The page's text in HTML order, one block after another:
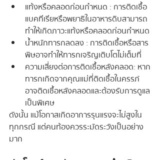
แท้งหรือคลอดก่อนกำหนด : การติดเชื้อ
แบคทีเรียหรือพยาธิในอาหารดิบสามารถ
ทำให้เกิดภาวะแท้งหรือคลอดก่อนกำหนด
น้ำหนักทารกลดลง : การติดเชื้อหรือสาร
พิษอาจทำให้ทารกเจริญเติบโตไม่เต็มที่
ความเสี่ยงต่อการติดเชื้อหลังคลอด : หาก
ทารกเกิดจากคุณแม่ที่ติดเชื้อในครรภ์
อาจติดเชื้อหลังคลอดและต้องรับการดูแล
เป็นพิเศษ
ดังนั้น แม้โอกาสเกิดอาการรุนแรงจะไม่สูงใน
ทุกกรณี แต่คนท้องควรระมัดระวังเป็นอย่าง
มาก